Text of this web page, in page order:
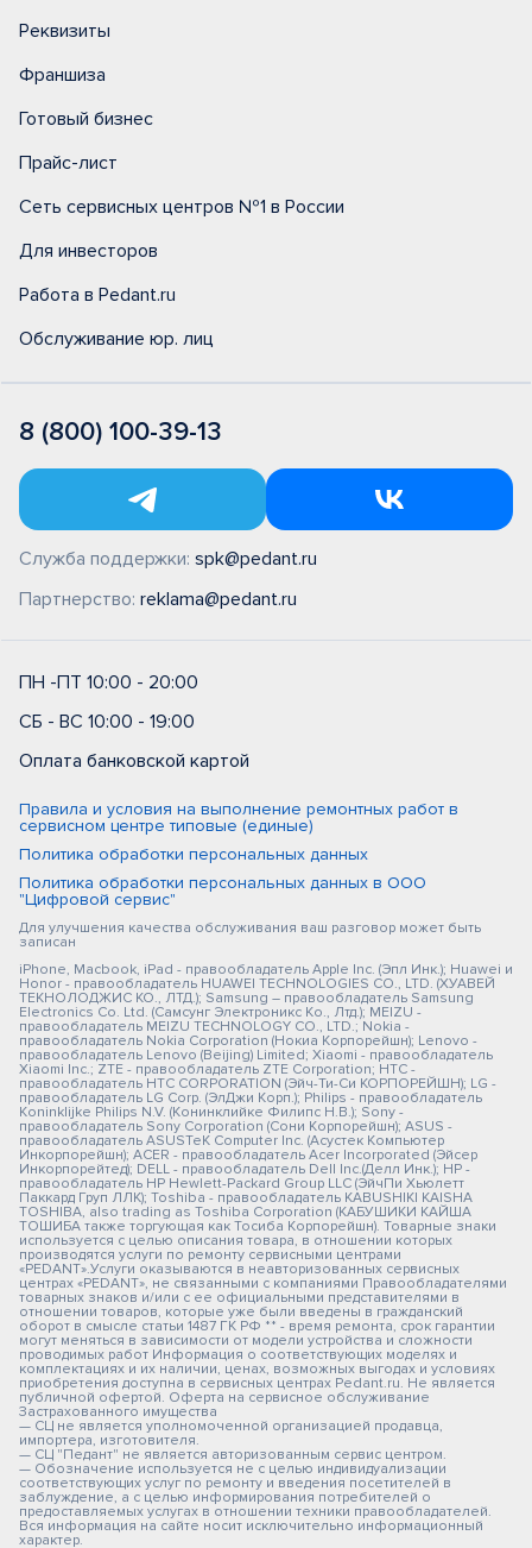
Реквизиты
Франшиза
Готовый бизнес
Прайс-лист
Сеть сервисных центров №1 в России
Для инвесторов
Работа в Pedant.ru
Обслуживание юр. лиц
8 (800) 100-39-13
Служба поддержки: spk@pedant.ru
Партнерство: reklama@pedant.ru
ПН -ПТ 10:00 - 20:00
СБ - ВС 10:00 - 19:00
Оплата банковской картой
Правила и условия на выполнение ремонтных работ в
сервисном центре типовые (единые)
Политика обработки персональных данных
Политика обработки персональных данных в ООО
"Цифровой сервис"
Для улучшения качества обслуживания ваш разговор может быть
записан
iPhone, Macbook, iPad - правообладатель Apple Inc. (Эпл Инк.); Huawei и
Honor - правообладатель HUAWEI TECHNOLOGIES CO., LTD. (ХУАВЕЙ
ТЕКНОЛОДЖИС КО., ЛТД.); Samsung – правообладатель Samsung
Electronics Co. Ltd. (Самсунг Электроникс Ко., Лтд.); MEIZU -
правообладатель MEIZU TECHNOLOGY CO., LTD.; Nokia -
правообладатель Nokia Corporation (Нокиа Корпорейшн); Lenovo -
правообладатель Lenovo (Beijing) Limited; Xiaomi - правообладатель
Xiaomi Inc.; ZTE - правообладатель ZTE Corporation; HTC -
правообладатель HTC CORPORATION (Эйч-Ти-Си КОРПОРЕЙШН); LG -
правообладатель LG Corp. (ЭлДжи Корп.); Philips - правообладатель
Koninklijke Philips N.V. (Конинклийке Филипс Н.В.); Sony -
правообладатель Sony Corporation (Сони Корпорейшн); ASUS -
правообладатель ASUSTeK Computer Inc. (Асустек Компьютер
Инкорпорейшн); ACER - правообладатель Acer Incorporated (Эйсер
Инкорпорейтед); DELL - правообладатель Dell Inc.(Делл Инк.); HP -
правообладатель HP Hewlett-Packard Group LLC (ЭйчПи Хьюлетт
Паккард Груп ЛЛК); Toshiba - правообладатель KABUSHIKI KAISHA
TOSHIBA, also trading as Toshiba Corporation (КАБУШИКИ КАЙША
ТОШИБА также торгующая как Тосиба Корпорейшн). Товарные знаки
используется с целью описания товара, в отношении которых
производятся услуги по ремонту сервисными центрами
«PEDANT».Услуги оказываются в неавторизованных сервисных
центрах «PEDANT», не связанными с компаниями Правообладателями
товарных знаков и/или с ее официальными представителями в
отношении товаров, которые уже были введены в гражданский
оборот в смысле статьи 1487 ГК РФ ** - время ремонта, срок гарантии
могут меняться в зависимости от модели устройства и сложности
проводимых работ Информация о соответствующих моделях и
комплектациях и их наличии, ценах, возможных выгодах и условиях
приобретения доступна в сервисных центрах Pedant.ru. Не является
публичной офертой. Оферта на сервисное обслуживание
Застрахованного имущества
— СЦ не является уполномоченной организацией продавца,
импортера, изготовителя.
— СЦ "Педант" не является авторизованным сервис центром.
— Обозначение используется не с целью индивидуализации
соответствующих услуг по ремонту и введения посетителей в
заблуждение, а с целью информирования потребителей о
предоставляемых услугах в отношении техники правообладателей.
Вся информация на сайте носит исключительно информационный
характер.